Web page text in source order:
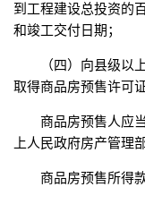
到工程建设总投资的
和竣工交付日期；
（四）向县级以
取得商品房预售许可证
商品房预售人应
上人民政府房产管理
商品房预售所得